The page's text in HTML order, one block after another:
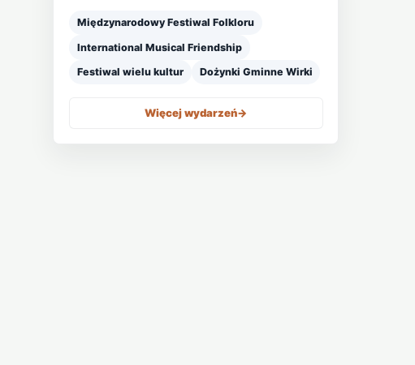
Międzynarodowy Festiwal Folkloru
International Musical Friendship
Festiwal wielu kultur Dożynki Gminne Wirki
Więcej wydarzeń->